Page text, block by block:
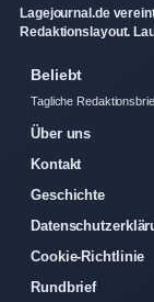
Lagejournal.de
Redaktionslayout.
Beliebt
Tagliche
Über uns
Kontakt
Geschichte
Cookie-Richtlinie
Rundbrief